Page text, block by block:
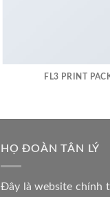
FL3 PRINT
HỌ ĐOÀN TÂN LÝ
Đây là website chính